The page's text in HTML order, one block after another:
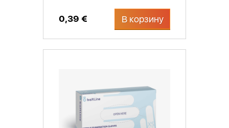
0,39 € В корзину